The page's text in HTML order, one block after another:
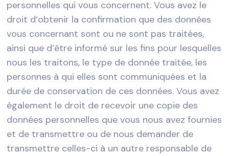
personnelles qui vous concernent. Vous avez le
droit d’obtenir la confirmation que des données
vous concernant sont ou ne sont pas traitées,
ainsi que d’être informé sur les fins pour lesquelles
nous les traitons, le type de donnée traitée, les
personnes à qui elles sont communiquées et la
durée de conservation de ces données. Vous avez
également le droit de recevoir une copie des
données personnelles que vous nous avez fournies
et de transmettre ou de nous demander de
transmettre celles-ci à un autre responsable de